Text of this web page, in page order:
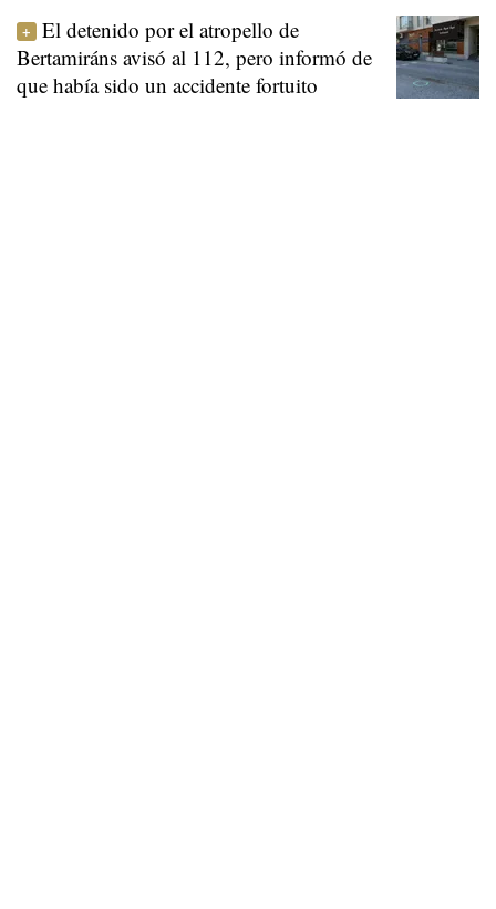
El detenido por el atropello de
Bertamiráns avisó al 112, pero informó de
que había sido un accidente fortuito